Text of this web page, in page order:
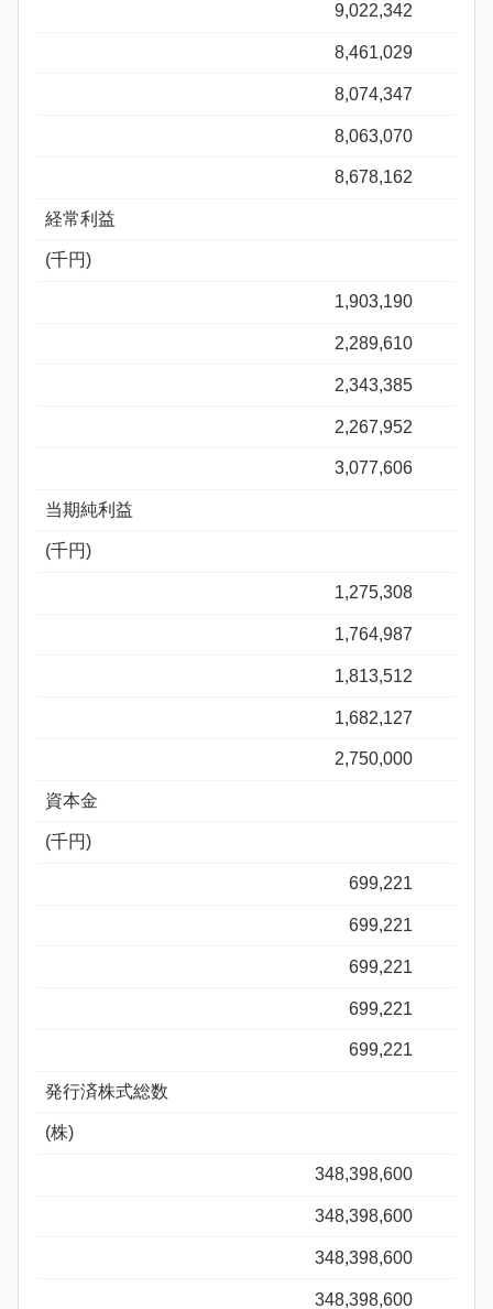
9,022,342
8,461,029
8,074,347
8,063,070
8,678,162
経常利益
(千円)
1,903,190
2,289,610
2,343,385
2,267,952
3,077,606
当期純利益
(千円)
1,275,308
1,764,987
1,813,512
1,682,127
2,750,000
資本金
(千円)
699,221
699,221
699,221
699,221
699,221
発行済株式総数
(株)
348,398,600
348,398,600
348,398,600
348,398,600